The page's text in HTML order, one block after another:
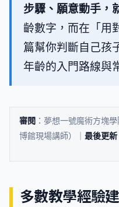
步驟、願意動手，
齡數字，而在「用
篇幫你判斷自己孩
年齡的入門路線與
審閱 ：夢想一號魔術方塊
博館現場講師）｜ 最後更新
多數教學經驗